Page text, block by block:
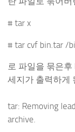
# tar x
# tar cvf bin.tar /
로 파일을 묶은후
세지가 출력하게
tar: Removing
archive.